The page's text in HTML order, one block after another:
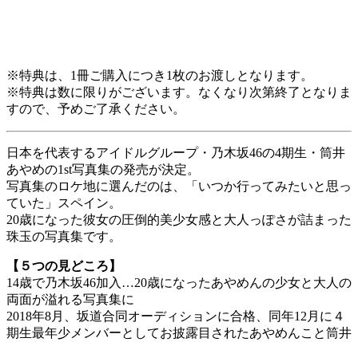
※特典は、1冊ご購入につき1枚のお渡しとなります。
※特典は数に限りがございます。なくなり次第終了となりま
すので、予めご了承ください。
日本を代表するアイドルグループ・乃木坂46の4期生・筒井
あやめの1st写真集の発売が決定。
写真集のロケ地に選んだのは、「いつか行ってみたいと思っ
ていた」スペイン。
20歳になった彼女の圧倒的美少女感と大人っぽさが詰まった
珠玉の写真集です。
【５つの見どころ】
14歳で乃木坂46加入…20歳になったあやめんの少女と大人の
両面が溢れる写真集に
2018年8月、坂道合同オーディションに合格、同年12月に４
期生最年少メンバーとしてお披露目されたあやめんこと筒井